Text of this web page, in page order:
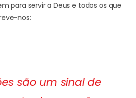
para servir a Deus e todos os que
nos:
são um sinal de